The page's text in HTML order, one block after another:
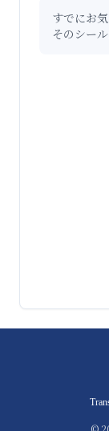
すでにお
そのシー